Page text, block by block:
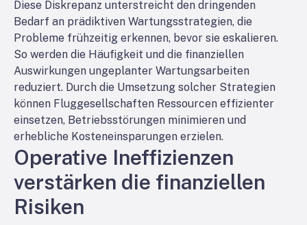
Diese Diskrepanz unterstreicht den dringenden
Bedarf an prädiktiven Wartungsstrategien, die
Probleme frühzeitig erkennen, bevor sie eskalieren.
So werden die Häufigkeit und die finanziellen
Auswirkungen ungeplanter Wartungsarbeiten
reduziert. Durch die Umsetzung solcher Strategien
können Fluggesellschaften Ressourcen effizienter
einsetzen, Betriebsstörungen minimieren und
erhebliche Kosteneinsparungen erzielen.
Operative Ineffizienzen
verstärken die finanziellen
Risiken